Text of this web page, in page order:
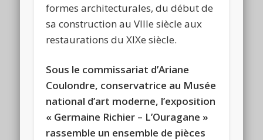
formes architecturales, du début de
sa construction au VIIIe siècle aux
restaurations du XIXe siècle.
Sous le commissariat d’Ariane
Coulondre, conservatrice au Musée
national d’art moderne, l’exposition
« Germaine Richier – L’Ouragane »
rassemble un ensemble de pièces